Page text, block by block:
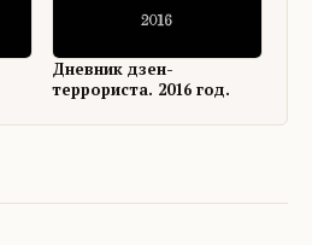
Дневник дзен-
террориста. 2016 год.